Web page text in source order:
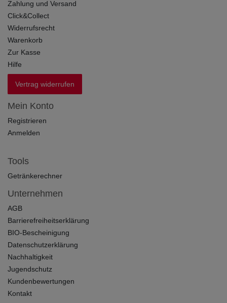
Zahlung und Versand
Click&Collect
Widerrufsrecht
Warenkorb
Zur Kasse
Hilfe
Vertrag widerrufen
Mein Konto
Registrieren
Anmelden
Tools
Getränkerechner
Unternehmen
AGB
Barrierefreiheitserklärung
BIO-Bescheinigung
Datenschutzerklärung
Nachhaltigkeit
Jugendschutz
Kundenbewertungen
Kontakt